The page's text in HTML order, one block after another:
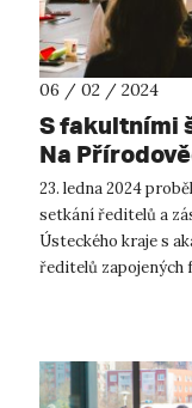
06 / 02 / 2024
S fakultními
Na
se s nimi
23. ledna 2024
setkání ředitelů a
Ústeckého kraje s
ředitelů zapojených